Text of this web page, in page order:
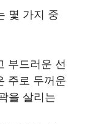
몇 가지 중
부드러운 선
주로 두꺼운
을 살리는